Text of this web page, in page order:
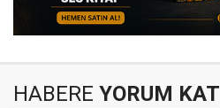
HABERE YORUM KAT